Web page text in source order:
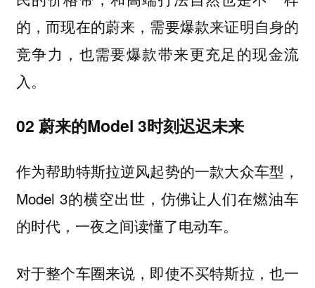
的，而现在的蔚来，需要爆款来证明自身的
竞争力，也需要爆款带来更充足的现金流
入。
02 蔚来的Model 3时刻迟迟未来
作为帮助特斯拉逆风起势的一款大众车型，
Model 3的横空出世，仿佛让人们在燃油车
的时代，一夜之间读懂了电动车。
对于整个车圈来说，即使不买特斯拉，也一